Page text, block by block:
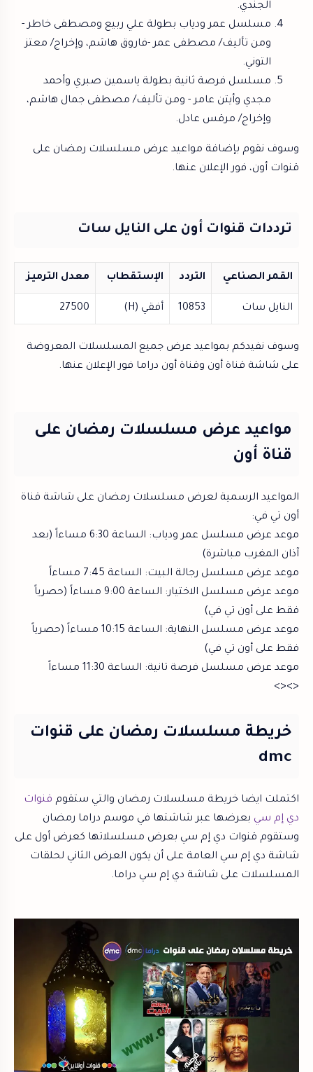
الجندي.
مسلسل عمر ودياب بطولة علي ربيع ومصطفى خاطر -
ومن تأليف/ مصطفى عمر -فاروق هاشم، وإخراج/ معتز
التوني.
مسلسل فرصة ثانية بطولة ياسمين صبري وأحمد
مجدي وأيتن عامر - ومن تأليف/ مصطفى جمال هاشم،
وإخراج/ مرقس عادل.
وسوف نقوم بإضافة مواعيد عرض مسلسلات رمضان على
قنوات أون، فور الإعلان عنها.
ترددات قنوات أون على النايل سات
القمر الصناعي التردد الإستقطاب معدل الترميز
النايل سات 10853 أفقي (H) 27500
وسوف نفيدكم بمواعيد عرض جميع المسلسلات المعروضة
على شاشة قناة أون وقناة أون دراما فور الإعلان عنها.
مواعيد عرض مسلسلات رمضان على
قناة أون
المواعيد الرسمية لعرض مسلسلات رمضان على شاشة قناة
أون تي في:
موعد عرض مسلسل عمر ودياب: الساعة 6:30 مساءاً (بعد
آذان المغرب مباشرة)
موعد عرض مسلسل رجالة البيت: الساعة 7:45 مساءاً
موعد عرض مسلسل الاختيار: الساعة 9:00 مساءاً (حصرياً
فقط على أون تي في)
موعد عرض مسلسل النهاية: الساعة 10:15 مساءاً (حصرياً
فقط على أون تي في)
موعد عرض مسلسل فرصة تانية: الساعة 11:30 مساءاً
<><>
خريطة مسلسلات رمضان على قنوات
dmc
اكتملت ايضا خريطة مسلسلات رمضان والتي ستقوم قنوات
دي إم سي بعرضها عبر شاشتها في موسم دراما رمضان
وستقوم قنوات دي إم سي بعرض مسلسلاتها كعرض أول على
شاشة دي إم سي العامة على أن يكون العرض الثاني لحلقات
المسلسلات على شاشة دي إم سي دراما.